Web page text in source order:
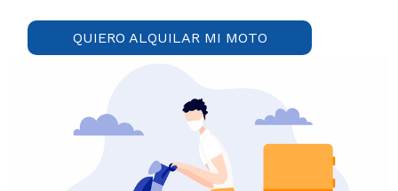
QUIERO ALQUILAR MI MOTO